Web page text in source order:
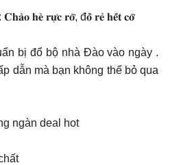
𝐡𝐞̀ 𝐫𝐮̛̣𝐜 𝐫𝐨̛̃, đ𝐨̂̀ 𝐫𝐞̉ 𝐡𝐞̂́𝐭 𝐜𝐨̛̃
bị đổ bộ nhà Đào vào ngày .
dẫn mà bạn không thể bỏ qua
ngàn deal hot